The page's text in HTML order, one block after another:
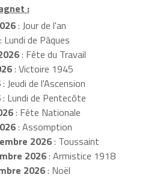
:
: Jour de l'an
: Lundi de Pâques
: Fête du Travail
: Victoire 1945
: Jeudi de l'Ascension
: Lundi de Pentecôte
: Fête Nationale
: Assomption
2026: Toussaint
2026: Armistice 1918
2026: Noël